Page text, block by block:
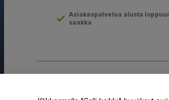
Asiakaspalvelua alusta
saakka